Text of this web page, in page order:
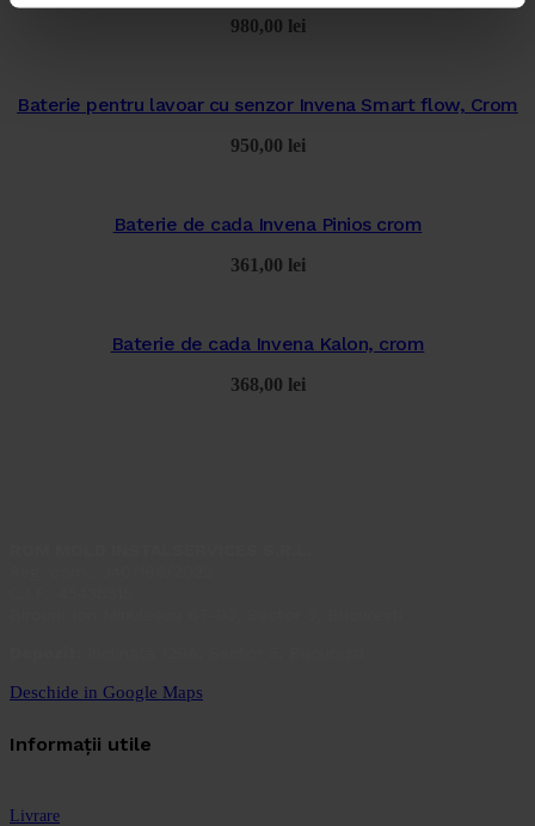
980,00 lei
Baterie pentru lavoar cu senzor Invena Smart flow, Crom
950,00 lei
Baterie de cada Invena Pinios crom
361,00 lei
Baterie de cada Invena Kalon, crom
368,00 lei
Deschide in Google Maps
Informații utile
Livrare